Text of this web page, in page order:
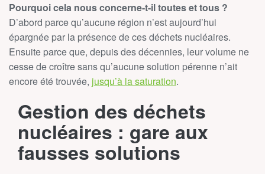
Pourquoi cela nous concerne-t-il toutes et tous ?
D’abord parce qu’aucune région n’est aujourd’hui
épargnée par la présence de ces déchets nucléaires.
Ensuite parce que, depuis des décennies, leur volume ne
cesse de croître sans qu’aucune solution pérenne n’ait
encore été trouvée, jusqu’à la saturation.
Gestion des déchets
nucléaires : gare aux
fausses solutions